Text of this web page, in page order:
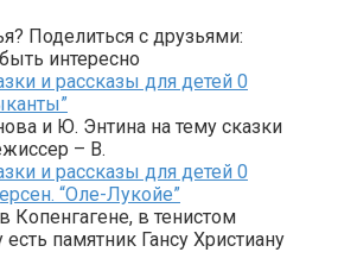
Поделиться с друзьями:
интересно
и рассказы для детей 0
и Ю. Энтина на тему сказки
– В.
и рассказы для детей 0
“Оле-Лукойе”
Копенгагене, в тенистом
памятник Гансу Христиану